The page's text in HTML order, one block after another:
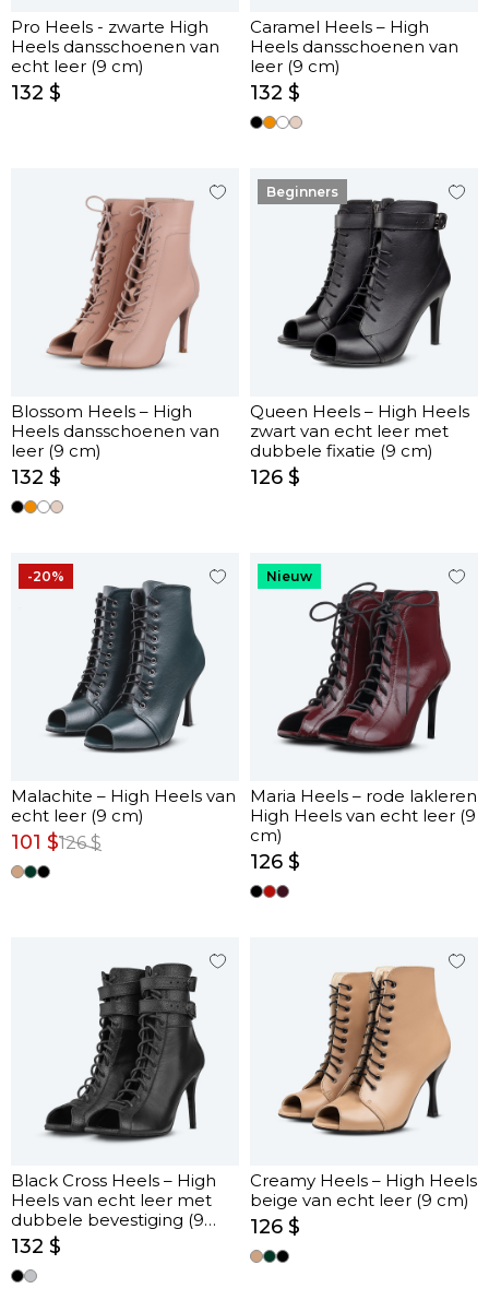
Pro Heels - zwarte High
Heels dansschoenen van
echt leer (9 cm)
132 $
Caramel Heels – High
Heels dansschoenen van
leer (9 cm)
132 $
Blossom Heels – High
Heels dansschoenen van
leer (9 cm)
132 $
Beginners
Queen Heels – High Heels
zwart van echt leer met
dubbele fixatie (9 cm)
126 $
-20%
Malachite – High Heels van
echt leer (9 cm)
101 $126 $
Nieuw
Maria Heels – rode lakleren
High Heels van echt leer (9
cm)
126 $
Black Cross Heels – High
Heels van echt leer met
dubbele bevestiging (9
cm)
132 $
Creamy Heels – High Heels
beige van echt leer (9 cm)
126 $